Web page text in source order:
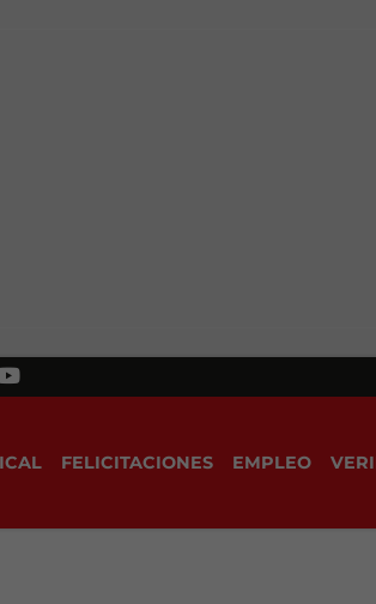
FELICITACIONES EMPLEO